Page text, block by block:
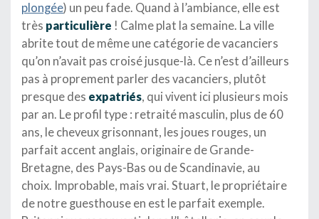
plongée) un peu fade. Quand à l’ambiance, elle est
très particulière ! Calme plat la semaine. La ville
abrite tout de même une catégorie de vacanciers
qu’on n’avait pas croisé jusque-là. Ce n’est d’ailleurs
pas à proprement parler des vacanciers, plutôt
presque des expatriés, qui vivent ici plusieurs mois
par an. Le profil type : retraité masculin, plus de 60
ans, le cheveux grisonnant, les joues rouges, un
parfait accent anglais, originaire de Grande-
Bretagne, des Pays-Bas ou de Scandinavie, au
choix. Improbable, mais vrai. Stuart, le propriétaire
de notre guesthouse en est le parfait exemple.